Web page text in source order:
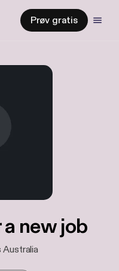
Prøv gratis
new job